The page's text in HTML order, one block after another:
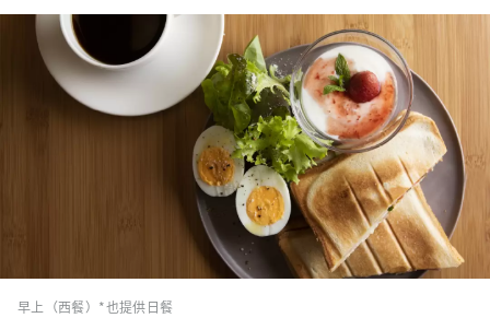
早上（西餐）*也提供日餐